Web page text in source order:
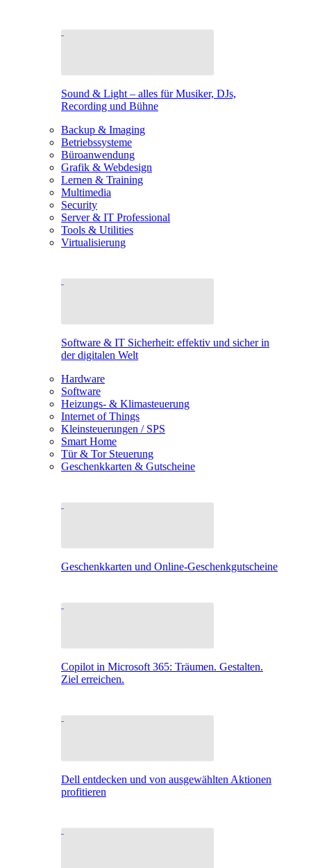
Sound & Light – alles für Musiker, DJs,
Recording und Bühne
Backup & Imaging
Betriebssysteme
Büroanwendung
Grafik & Webdesign
Lernen & Training
Multimedia
Security
Server & IT Professional
Tools & Utilities
Virtualisierung
Software & IT Sicherheit: effektiv und sicher in
der digitalen Welt
Hardware
Software
Heizungs- & Klimasteuerung
Internet of Things
Kleinsteuerungen / SPS
Smart Home
Tür & Tor Steuerung
Geschenkkarten & Gutscheine
Geschenkkarten und Online-Geschenkgutscheine
Copilot in Microsoft 365: Träumen. Gestalten.
Ziel erreichen.
Dell entdecken und von ausgewählten Aktionen
profitieren